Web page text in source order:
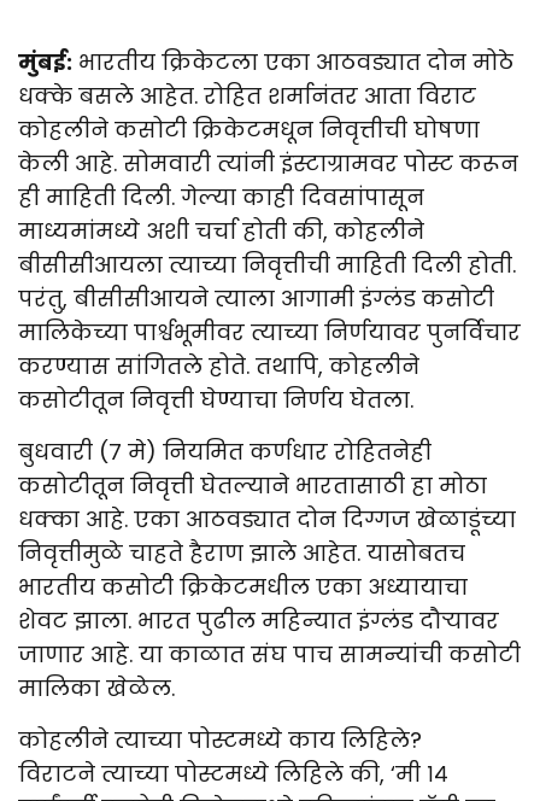
मुंबई: भारतीय क्रिकेटला एका आठवड्यात दोन मोठे
धक्के बसले आहेत. रोहित शर्मानंतर आता विराट
कोहलीने कसोटी क्रिकेटमधून निवृत्तीची घोषणा
केली आहे. सोमवारी त्यांनी इंस्टाग्रामवर पोस्ट करून
ही माहिती दिली. गेल्या काही दिवसांपासून
माध्यमांमध्ये अशी चर्चा होती की, कोहलीने
बीसीसीआयला त्याच्या निवृत्तीची माहिती दिली होती.
परंतु, बीसीसीआयने त्याला आगामी इंग्लंड कसोटी
मालिकेच्या पार्श्वभूमीवर त्याच्या निर्णयावर पुनर्विचार
करण्यास सांगितले होते. तथापि, कोहलीने
कसोटीतून निवृत्ती घेण्याचा निर्णय घेतला.
बुधवारी (७ मे) नियमित कर्णधार रोहितनेही
कसोटीतून निवृत्ती घेतल्याने भारतासाठी हा मोठा
धक्का आहे. एका आठवड्यात दोन दिग्गज खेळाडूंच्या
निवृत्तीमुळे चाहते हैराण झाले आहेत. यासोबतच
भारतीय कसोटी क्रिकेटमधील एका अध्यायाचा
शेवट झाला. भारत पुढील महिन्यात इंग्लंड दौऱ्यावर
जाणार आहे. या काळात संघ पाच सामन्यांची कसोटी
मालिका खेळेल.
कोहलीने त्याच्या पोस्टमध्ये काय लिहिले?
विराटने त्याच्या पोस्टमध्ये लिहिले की, ‘मी १४